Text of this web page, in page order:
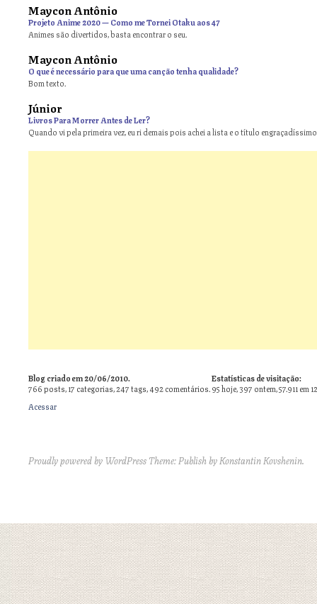
Maycon Antônio
Projeto Anime 2020 — Como me Tornei Otaku aos 47
Animes são divertidos, basta encontrar o seu.
Maycon Antônio
O que é necessário para que uma canção tenha qualidade?
Bom texto.
Júnior
Livros Para Morrer Antes de Ler?
Quando vi pela primeira vez, eu ri demais pois achei a lista e o título
Blog criado em 20/06/2010.
766posts,17 categorias,247tags,492comentários.
Estatísticas de visitação:
95 hoje, 397 ontem, 57.911 em
Acessar
Proudly powered by WordPress Theme: Publish byKonstantin Kovshenin.